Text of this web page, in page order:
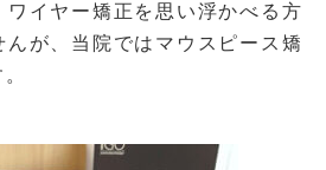
イヤー矯正を思い浮かべる方
んが、当院ではマウスピース矯